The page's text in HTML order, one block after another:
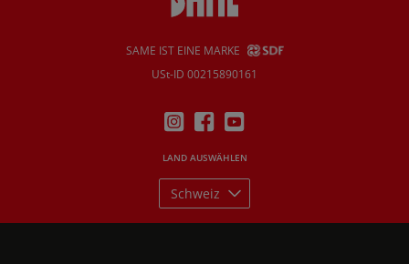
(Français)
& Republic of Ireland (English)
SAME IST EINE MARKE
USt-ID 00215890161
LAND AUSWÄHLEN
Schweiz